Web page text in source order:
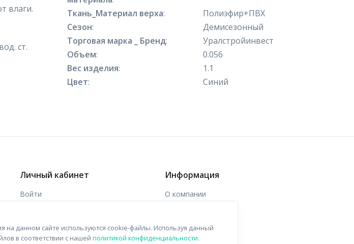
влаги.
ст.
Ткань_Материал верха:
Полиэфир+ПВХ
Сезон:
Демисезонный
Торговая марка _ Бренд:
Уралстройинвест
Объем:
0.056
Вес изделия:
1.1
Цвет: Синий
Личный кабинет
Войти
Информация
О компании
Контакты
на данном сайте используются cookie-файлы. Используя данный
в соответствии с нашей политикой конфиденциальности.